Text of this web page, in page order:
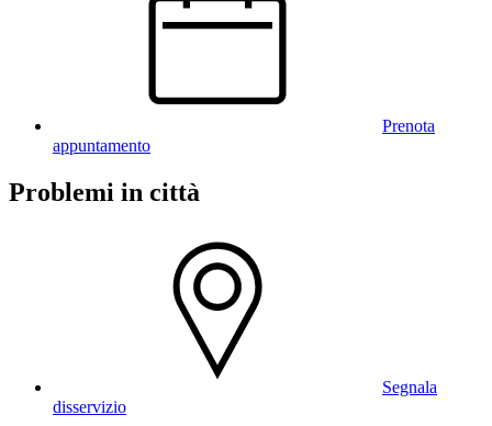
Prenota
appuntamento
Problemi in città
Segnala
disservizio